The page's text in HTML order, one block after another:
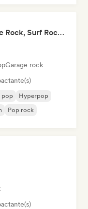
Skate Jams 🛹 Garage Rock, Surf Rock & Neo-Psych
Garage rock
pop
Hyperpop
Pop rock